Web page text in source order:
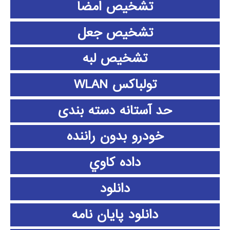
تشخیص امضا
تشخیص جعل
تشخیص لبه
تولباکس WLAN
حد آستانه دسته بندی
خودرو بدون راننده
داده كاوي
دانلود
دانلود پايان نامه